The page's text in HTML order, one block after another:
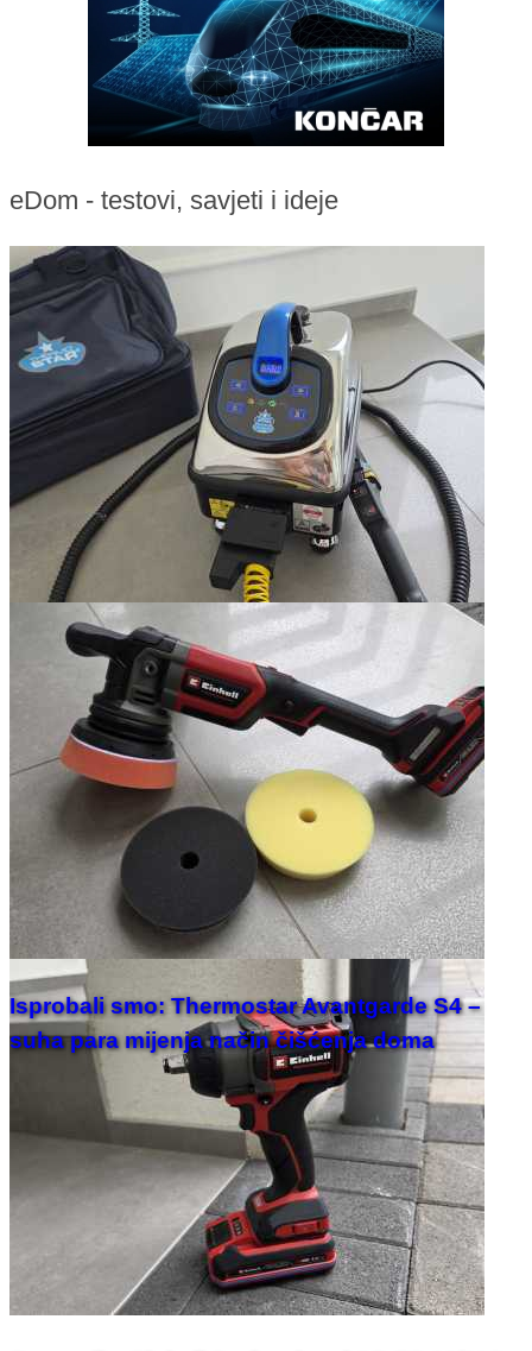
eDom - testovi, savjeti i ideje
Isprobali smo: Thermostar Avantgarde S4 –
suha para mijenja način čišćenja doma